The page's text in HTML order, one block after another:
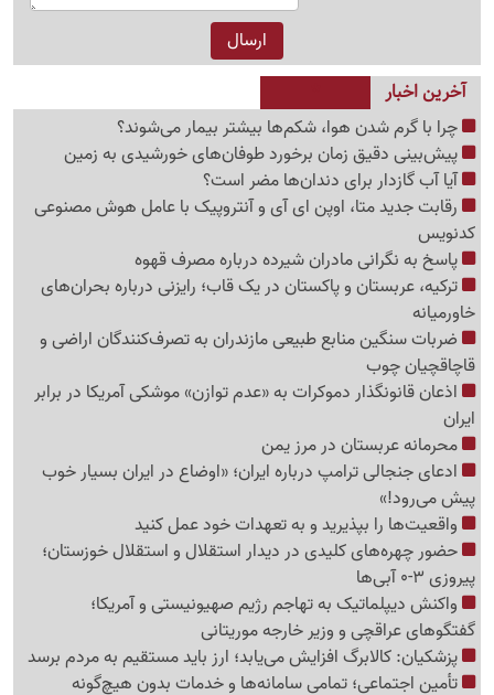
آخرین اخبار
چرا با گرم شدن هوا، شکم‌ها بیشتر بیمار می‌شوند؟
پیش‌بینی دقیق زمان برخورد طوفان‌های خورشیدی به زمین
آیا آب گازدار برای دندان‌ها مضر است؟
رقابت جدید متا، اوپن ای آی و آنتروپیک با عامل هوش مصنوعی
کدنویس
پاسخ به نگرانی مادران شیرده درباره مصرف قهوه
ترکیه، عربستان و پاکستان در یک قاب؛ رایزنی درباره بحران‌های
خاورمیانه
ضربات سنگین منابع طبیعی مازندران به تصرف‌کنندگان اراضی و
قاچاقچیان چوب
اذعان قانونگذار دموکرات به «عدم توازن» موشکی آمریکا در برابر
ایران
محرمانه عربستان در مرز یمن
ادعای جنجالی ترامپ درباره ایران؛ «اوضاع در ایران بسیار خوب
پیش می‌رود!»
واقعیت‌ها را بپذیرید و به تعهدات خود عمل کنید
حضور چهره‌های کلیدی در دیدار استقلال و استقلال خوزستان؛
پیروزی 3-0 آبی‌ها
واکنش دیپلماتیک به تهاجم رژیم صهیونیستی و آمریکا؛
گفتگوهای عراقچی و وزیر خارجه موریتانی
پزشکیان: کالابرگ افزایش می‌یابد؛ ارز باید مستقیم به مردم برسد
تأمین اجتماعی؛ تمامی سامانه‌ها و خدمات بدون هیچ‌گونه